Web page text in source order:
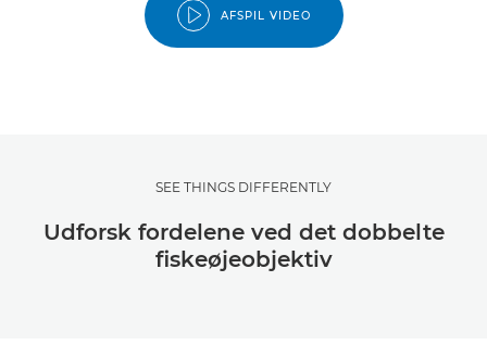
AFSPIL VIDEO
SEE THINGS DIFFERENTLY
Udforsk fordelene ved det dobbelte
fiskeøjeobjektiv